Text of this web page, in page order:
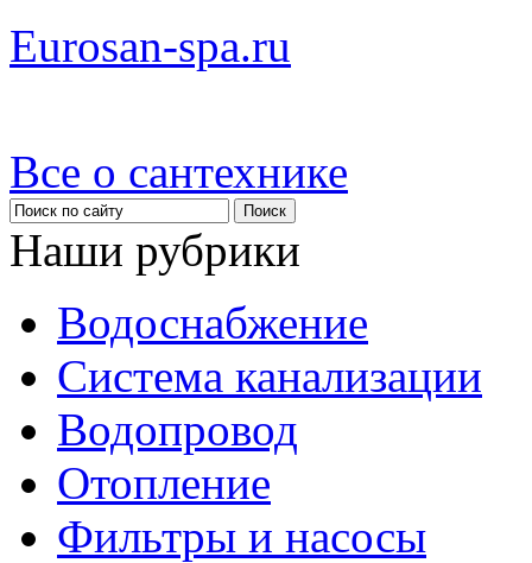
Eurosan-spa.ru
Все о сантехнике
Наши рубрики
Водоснабжение
Система канализации
Водопровод
Отопление
Фильтры и насосы